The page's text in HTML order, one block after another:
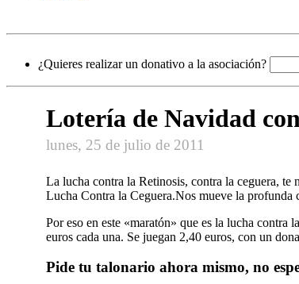
¿Quieres realizar un donativo a la asociación?
Loterí­a de Navidad
lunes, 25 de julio de 2011
La lucha contra la Retinosis, contra la ceguera, te
Lucha Contra la Ceguera.Nos mueve la profunda
Por eso en este «maratón» que es la lucha contra
euros cada una. Se juegan 2,40 euros, con un
Pide tu talonario ahora mismo, no